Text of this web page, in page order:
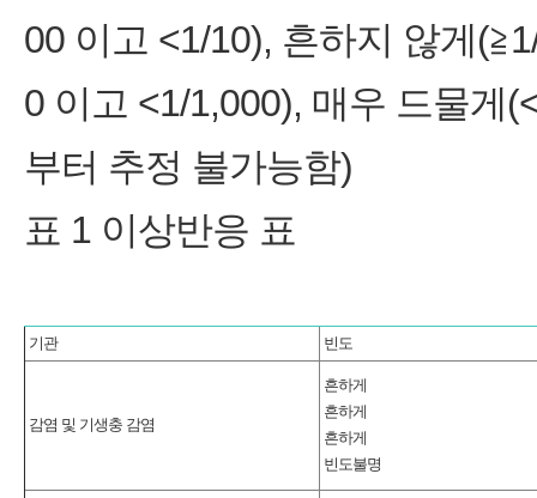
00 이고 <1/10), 흔하지 않게
0 이고 <1/1,000), 매우 드물게
부터 추정 불가능함)
표 1 이상반응 표
기관 빈도
감염 및 기생충 감염
흔하게
흔하게
흔하게
빈도불명